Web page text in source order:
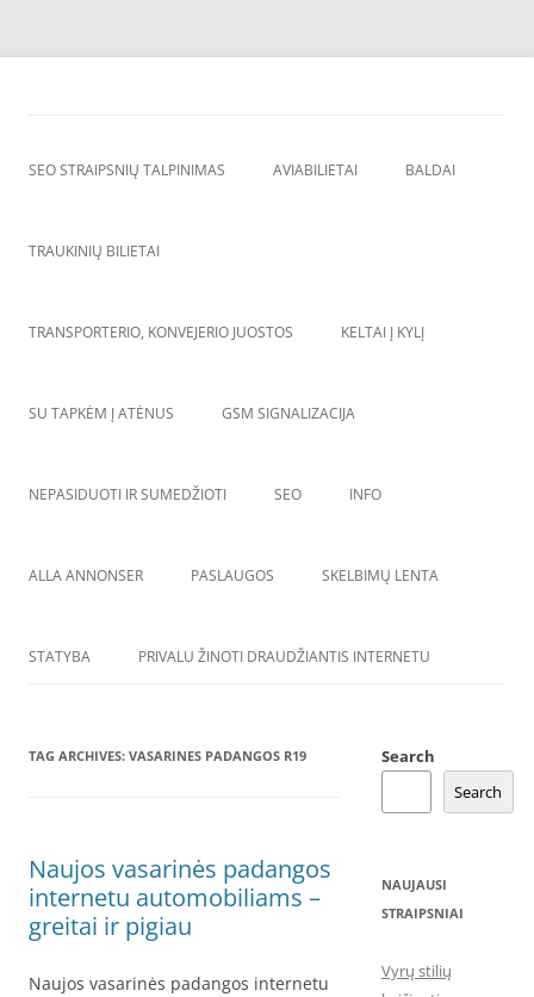
Skip
SEO STRAIPSNIŲ TALPINIMAS AVIABILIETAI BALDAI
TRAUKINIŲ BILIETAI
TRANSPORTERIO, KONVEJERIO JUOSTOS KELTAI Į KYLĮ
SU TAPKĖM Į ATĖNUS GSM SIGNALIZACIJA
NEPASIDUOTI IR SUMEDŽIOTI SEO INFO
ALLA ANNONSER PASLAUGOS SKELBIMŲ LENTA
STATYBA PRIVALU ŽINOTI DRAUDŽIANTIS INTERNETU
TAG ARCHIVES: VASARINES PADANGOS R19
Naujos vasarinės padangos
internetu automobiliams –
greitai ir pigiau
Naujos vasarinės padangos internetu
Search
Search
NAUJAUSI
STRAIPSNIAI
Vyrų stilių